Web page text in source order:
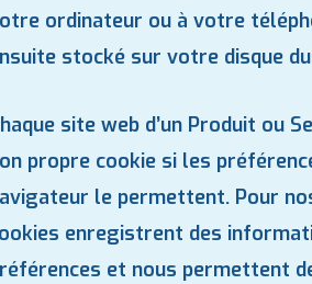
ordinateur ou à votre
stocké sur votre disque
site web d’un Produit ou
propre cookie si les
le permettent. Pour
enregistrent des
et nous permettent